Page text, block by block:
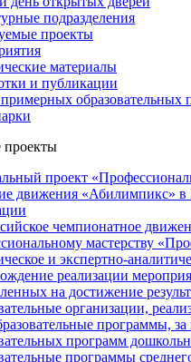
подразделения
проекты
материалы
и публикации
примерных
проекты
проект
движения «Абилимпикс» в
чемпионатное
мастерству
и экспертно-
реализации
на достижение
организации,
программы,
программ
программы